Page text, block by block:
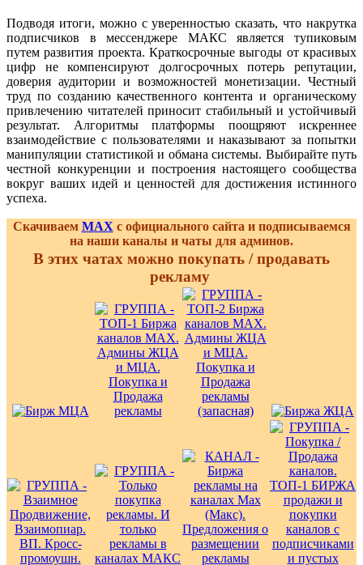
Подводя итоги, можно с уверенностью сказать, что накрутка
подписчиков в мессенджере МАКС является тупиковым
путем развития проекта. Краткосрочные выгоды от красивых
цифр не компенсируют долгосрочных потерь репутации,
доверия аудитории и возможностей монетизации. Честный
труд по созданию качественного контента и органическому
привлечению читателей приносит стабильный и устойчивый
результат. Алгоритмы платформы поощряют искреннее
взаимодействие с пользователями и наказывают за попытки
манипуляции статистикой и обмана системы. Выбирайте путь
честной конкуренции и построения настоящего сообщества
вокруг ваших идей и ценностей для достижения истинного
успеха.
Скачиваем MAX с официального сайта и подписываемся
на наши каналы и чаты для админов.
В этих чатах можно покупать / продавать
рекламу